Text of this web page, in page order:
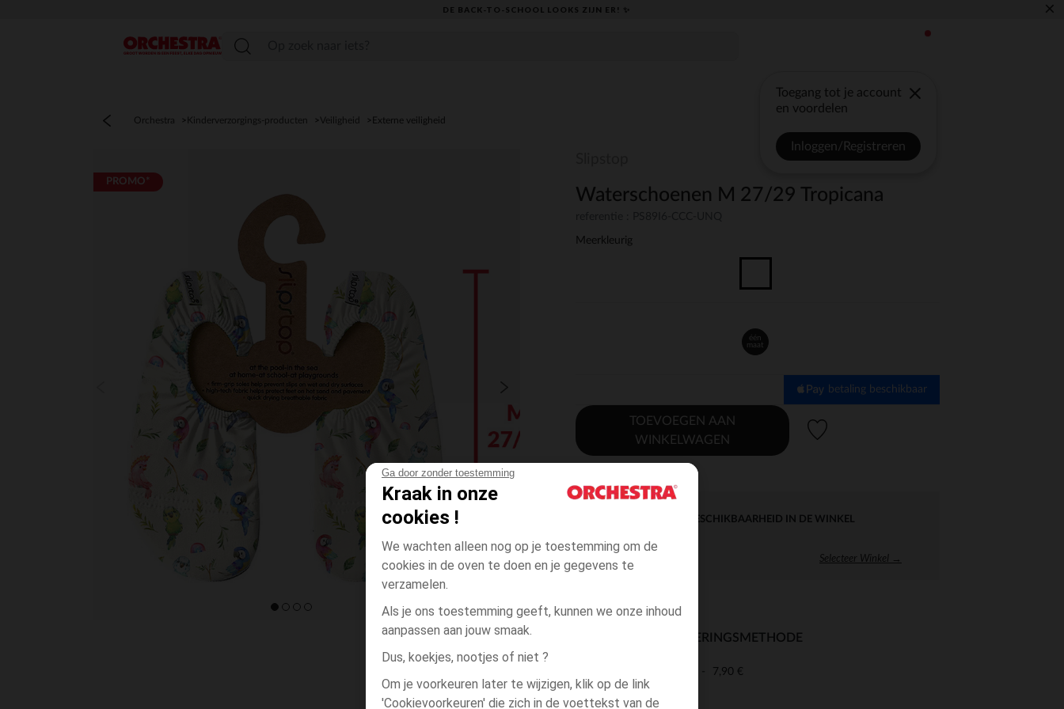
Ga door zonder toestemming
Kraak in onze
cookies !
We wachten alleen nog op je toestemming om de
cookies in de oven te doen en je gegevens te
verzamelen.
Als je ons toestemming geeft, kunnen we onze inhoud
aanpassen aan jouw smaak.
Dus, koekjes, nootjes of niet ?
Om je voorkeuren later te wijzigen, klik op de link
'Cookievoorkeuren' die zich in de voettekst van de
DE BACK-TO-SCHOOL LOOKS ZIJN ER! ✨ ×
menu
Toegang tot je account
en voordelen
Inloggen/Registreren
Orchestra Kinderverzorgings-producten Veiligheid Externe veiligheid
PROMO*
Waterschoenen M 27/29 Tropicana
Meerkleurig
één
maat
betaling beschikbaar
TOEVOEGEN AAN
WINKELWAGEN
DIRECTE BESCHIKBAARHEID IN DE WINKEL
Selecteer Winkel →
BESCHIKBAARE LEVERINGSMETHODE
7,90 €
2 tot 4 dagen